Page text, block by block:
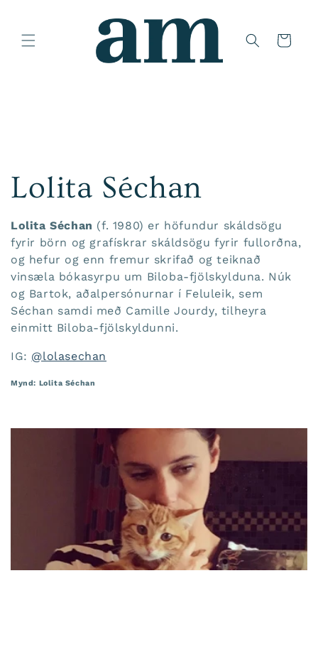
:
Lolita Séchan
Lolita Séchan (f. 1980) er höfundur skáldsögu
fyrir börn og grafískrar skáldsögu fyrir fullorðna,
og hefur og enn fremur skrifað og teiknað
vinsæla bókasyrpu um Biloba-fjölskylduna. Núk
og Bartok, aðalpersónurnar í Feluleik, sem
Séchan samdi með Camille Jourdy, tilheyra
einmitt Biloba-fjölskyldunni.
IG: @lolasechan
Mynd: Lolita Séchan